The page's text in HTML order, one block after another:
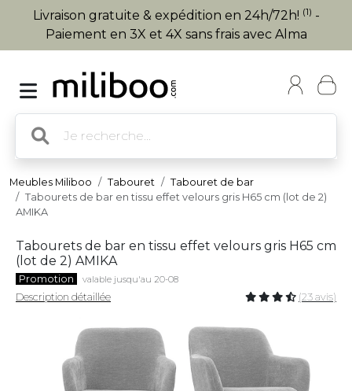
Livraison gratuite & expédition en 24h/72h! (1) -
Paiement en 3X et 4X sans frais avec Alma
Meubles Miliboo Tabouret
Tabouret de bar
Tabourets de bar en tissu effet velours gris H65 cm (lot de 2)
AMIKA
Tabourets de bar en tissu effet velours gris H65 cm
(lot de 2) AMIKA
Promotion valable jusqu'au 20-08
Description détaillée (23 avis)